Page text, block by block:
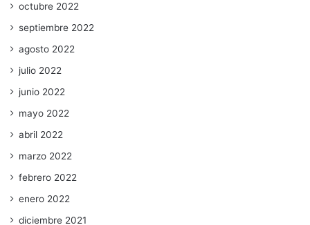
octubre 2022
septiembre 2022
agosto 2022
julio 2022
junio 2022
mayo 2022
abril 2022
marzo 2022
febrero 2022
enero 2022
diciembre 2021